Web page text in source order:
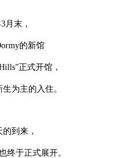
月末，
的新馆
正式开馆，
为主的入住。
到来，
终于正式展开。